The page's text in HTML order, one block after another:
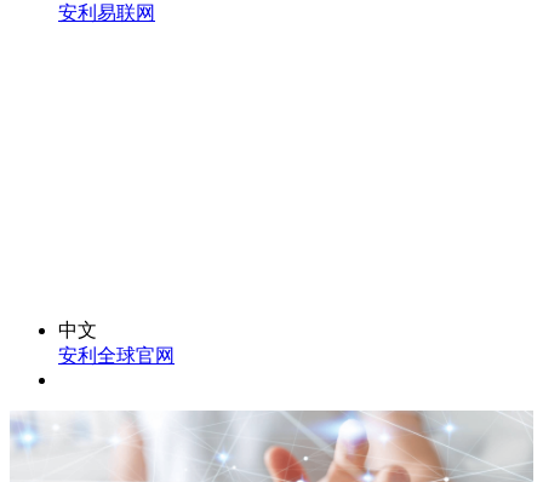
安利易联网
中文
安利全球官网